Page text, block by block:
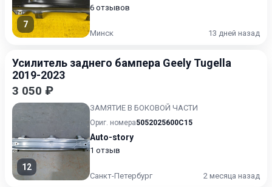
7
6 отзывов
Минск 13 дней назад
Усилитель заднего бампера Geely Tugella
2019-2023
3 050 ₽
12
ЗАМЯТИЕ В БОКОВОЙ ЧАСТИ
Ориг. номера5052025600C15
Auto-story
1 отзыв
Санкт-Петербург 2 месяца назад